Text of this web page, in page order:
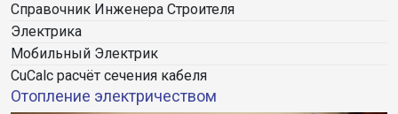
Справочник Инженера Строителя
Электрика
Мобильный Электрик
CuCalc расчёт сечения кабеля
Отопление электричеством